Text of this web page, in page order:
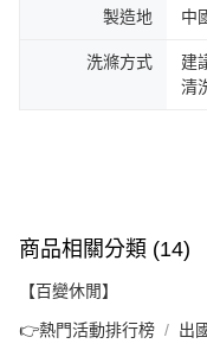
製造地 中
洗滌方式
建
清
商品相關分類 (14)
【百變休閒】
👉熱門活動排行榜 出